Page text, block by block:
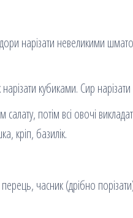
нарізати невеликими
нарізати кубиками. Сир
салату, потім всі овочі
кріп, базилік.
часник (дрібно